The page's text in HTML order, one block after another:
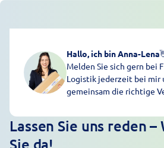
Hallo, ich bin Anna-Lena
Melden Sie sich gern bei
Logistik jederzeit bei mir
gemeinsam die richtige
Lassen Sie uns reden
Sie da!